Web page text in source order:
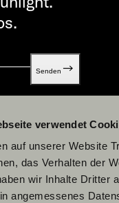
verwendet
auf unserer Website
das Verhalten der
wir Inhalte Dritter
angemessenes
Senden